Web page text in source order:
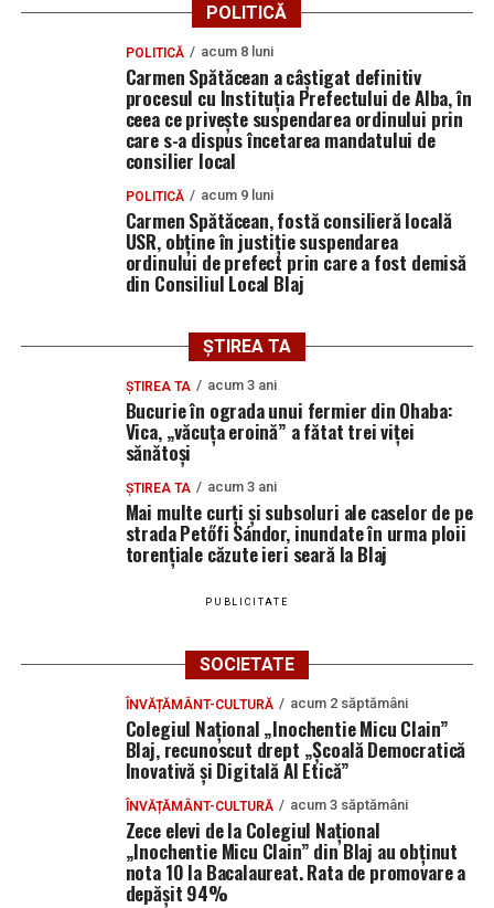
POLITICĂ
POLITICĂ acum 8 luni
Carmen Spătăcean a câștigat definitiv
procesul cu Instituția Prefectului de Alba, în
ceea ce privește suspendarea ordinului prin
care s-a dispus încetarea mandatului de
consilier local
POLITICĂ acum 9 luni
Carmen Spătăcean, fostă consilieră locală
USR, obține în justiție suspendarea
ordinului de prefect prin care a fost demisă
din Consiliul Local Blaj
ȘTIREA TA
ȘTIREA TA acum 3 ani
Bucurie în ograda unui fermier din Ohaba:
Vica, „văcuța eroină” a fătat trei viței
sănătoși
ȘTIREA TA acum 3 ani
Mai multe curți și subsoluri ale caselor de pe
strada Petőfi Sándor, inundate în urma ploii
torențiale căzute ieri seară la Blaj
PUBLICITATE
SOCIETATE
ÎNVĂȚĂMÂNT-CULTURĂ acum 2 săptămâni
Colegiul Național „Inochentie Micu Clain”
Blaj, recunoscut drept „Școală Democratică
Inovativă și Digitală AI Etică”
ÎNVĂȚĂMÂNT-CULTURĂ acum 3 săptămâni
Zece elevi de la Colegiul Național
„Inochentie Micu Clain” din Blaj au obținut
nota 10 la Bacalaureat. Rata de promovare a
depășit 94%